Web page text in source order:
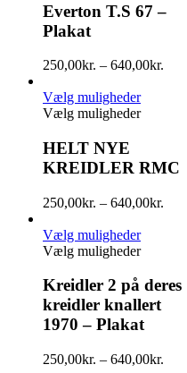
Everton T.S 67 –
Plakat
250,00kr. – 640,00kr.
Vælg muligheder
Vælg muligheder
HELT NYE
KREIDLER RMC
250,00kr. – 640,00kr.
Vælg muligheder
Vælg muligheder
Kreidler 2 på deres
kreidler knallert
1970 – Plakat
250,00kr. – 640,00kr.